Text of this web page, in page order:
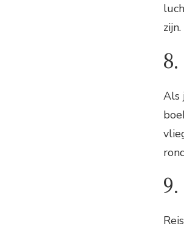
zijn.
8.
Als